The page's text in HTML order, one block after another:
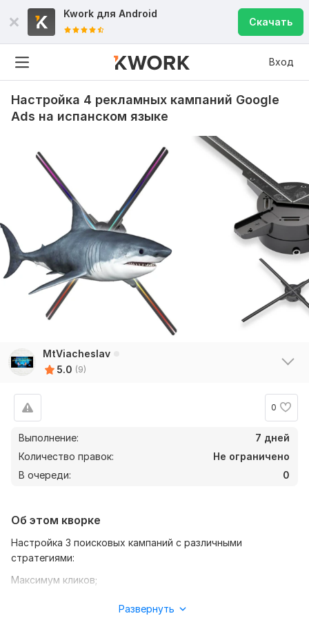
Kwork для Android
Скачать
Вход
Настройка 4 рекламных кампаний Google
Ads на испанском языке
MtViacheslav
5.0 (9)
0
Выполнение:
7 дней
Количество правок:
Не ограничено
В очереди:
0
Об этом кворке
Настройка 3 поисковых кампаний с различными
стратегиями:
Максимум кликов;
Развернуть